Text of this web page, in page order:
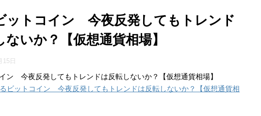
ットコイン 今夜反発してもトレンド
ないか？【仮想通貨相場】
15日
ン 今夜反発してもトレンドは反転しないか？【仮想通貨相場】
ビットコイン 今夜反発してもトレンドは反転しないか？【仮想通貨相